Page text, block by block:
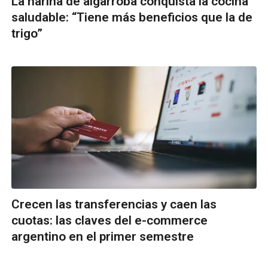
saludable: “Tiene más beneficios que la de
trigo”
Crecen las transferencias y caen las
cuotas: las claves del e-commerce
argentino en el primer semestre